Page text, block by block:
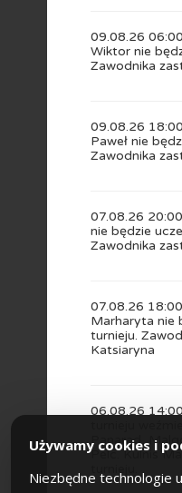
09.08.26
Wiktor nie
Zawodnika
09.08.26
Paweł nie
Zawodnika
07.08.26
nie będzie
Zawodnika
07.08.26
Marharyta nie
turnieju.
Katsiaryna
06.08.26
Panarad,
Pelc. Kulnis
Używamy cookies i
Niezbędne technologie